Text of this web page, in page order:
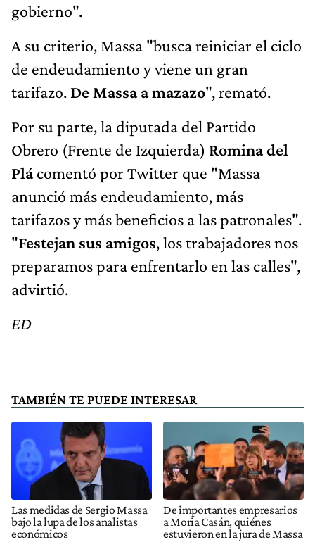
gobierno".
A su criterio, Massa "busca reiniciar el ciclo
de endeudamiento y viene un gran
tarifazo. De Massa a mazazo", remató.
Por su parte, la diputada del Partido
Obrero (Frente de Izquierda) Romina del
Plácomentó por Twitter que "Massa
anunció más endeudamiento, más
tarifazos y más beneficios a las patronales".
"Festejan sus amigos, los trabajadores nos
preparamos para enfrentarlo en las calles",
advirtió.
ED
TAMBIÉN TE PUEDE INTERESAR
Las medidas de Sergio Massa
bajo la lupa de los analistas
económicos
De importantes empresarios
a Moria Casán, quiénes
estuvieron en la jura de Massa